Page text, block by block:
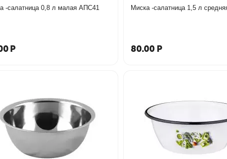
Миска -салатница 0,8 л малая АПС41
Р 80.00 Р